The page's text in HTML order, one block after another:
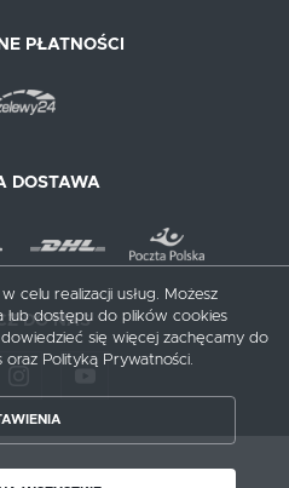
PŁATNOŚCI
DOSTAWA
DO NAS
celu realizacji usług. Możesz
lub dostępu do plików cookies
się więcej zachęcamy do
oraz Polityką Prywatności.
WYBRANE